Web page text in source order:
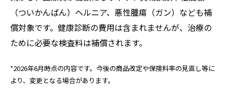
（ついかんばん）ヘルニア、悪性腫瘍（ガン）なども補
償対象です。健康診断の費用は含まれませんが、治療の
ために必要な検査料は補償されます。
*2026年6月時点の内容です。今後の商品改定や保険料率の見直し等に
より、変更となる場合があります。